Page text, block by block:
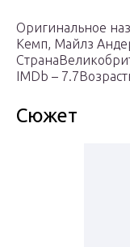
Оригинальное
Кемп, Майлз
IMDb –
Сюжет